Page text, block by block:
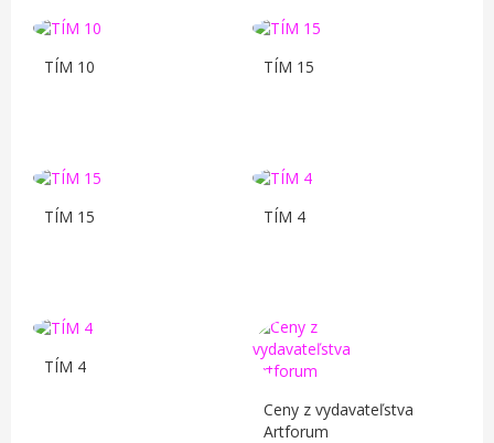
TÍM 10 TÍM 15
TÍM 15 TÍM 4
TÍM 4
Ceny z vydavateľstva
Artforum